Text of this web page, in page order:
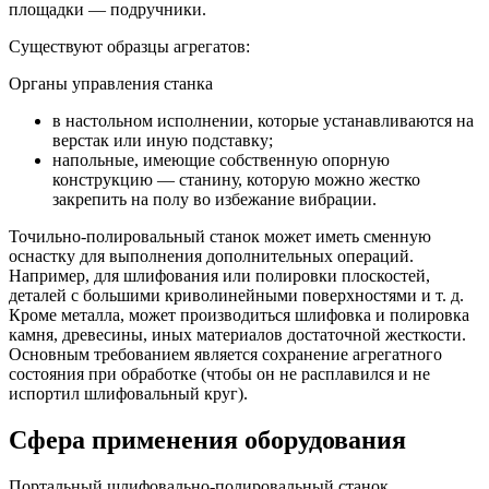
площадки — подручники.
Существуют образцы агрегатов:
Органы управления станка
в настольном исполнении, которые устанавливаются на
верстак или иную подставку;
напольные, имеющие собственную опорную
конструкцию — станину, которую можно жестко
закрепить на полу во избежание вибрации.
Точильно-полировальный станок может иметь сменную
оснастку для выполнения дополнительных операций.
Например, для шлифования или полировки плоскостей,
деталей с большими криволинейными поверхностями и т. д.
Кроме металла, может производиться шлифовка и полировка
камня, древесины, иных материалов достаточной жесткости.
Основным требованием является сохранение агрегатного
состояния при обработке (чтобы он не расплавился и не
испортил шлифовальный круг).
Сфера применения оборудования